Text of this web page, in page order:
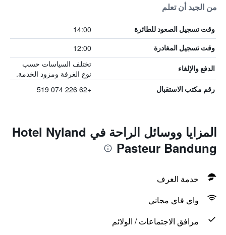
من الجيد أن تعلم
وقت تسجيل الصعود للطائرة 14:00
وقت تسجيل المغادرة 12:00
الدفع والإلغاء
تختلف السياسات حسب
نوع الغرفة ومزود الخدمة.
رقم مكتب الاستقبال +62 226 074 519
المزايا ووسائل الراحة في Hotel Nyland
Pasteur Bandung
خدمة الغرف
واي فاي مجاني
مرافق الاجتماعات / الولائم